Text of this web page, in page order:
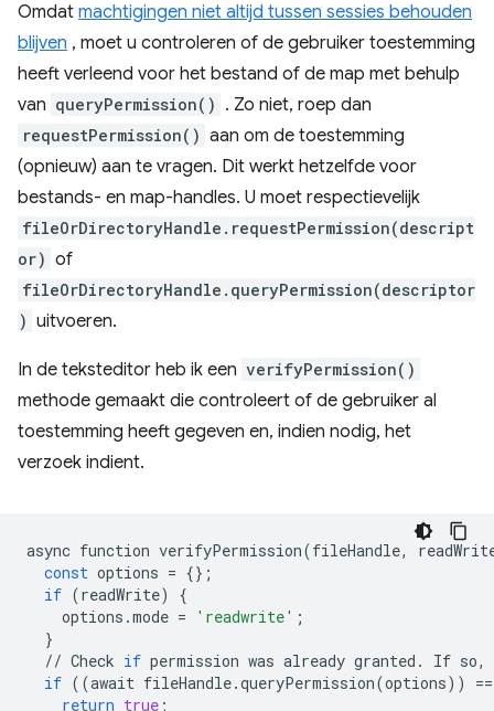
Omdat machtigingen niet altijd tussen sessies behouden
blijven , moet u controleren of de gebruiker toestemming
heeft verleend voor het bestand of de map met behulp
van queryPermission() . Zo niet, roep dan
requestPermission() aan om de toestemming
(opnieuw) aan te vragen. Dit werkt hetzelfde voor
bestands- en map-handles. U moet respectievelijk
fileOrDirectoryHandle.requestPermission(descript
or) of
fileOrDirectoryHandle.queryPermission(descriptor
) uitvoeren.
In de teksteditor heb ik een verifyPermission()
methode gemaakt die controleert of de gebruiker al
toestemming heeft gegeven en, indien nodig, het
verzoek indient.
async function verifyPermission(fileHandle,
const options = {};
if (readWrite)
{
options .mode = 'readwrite' ;
}
// Check if permission was already granted . If so,
if ((await fileHandle.queryPermission(options))
return true ;